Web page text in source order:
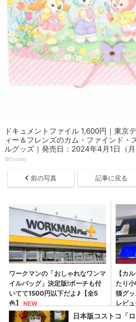
ドキュメントファイル 1,600円｜東京
ィー＆フレンズのカム・ファインド・
ルグッズ｜発売日：2024年4月1日（月
©Disney
前の写真 記事に戻る